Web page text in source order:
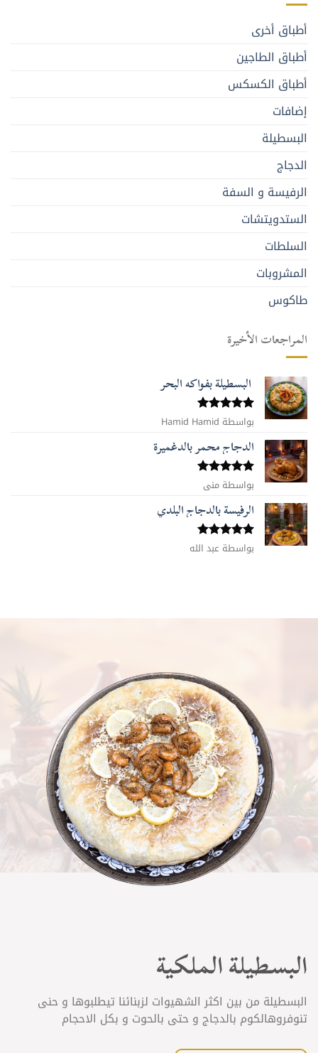
أطباق أخرى
أطباق الطاجين
أطباق الكسكس
إضافات
البسطيلة
الدجاج
الرفيسة و السفة
الستدويتشات
السلطات
المشروبات
طاكوس
المراجعات الأخيرة
البسطيلة بفواكه البحر
تم التقييم
5من 5
بواسطة Hamid Hamid
الدجاج محمر بالدغميرة
تم التقييم
5من 5
بواسطة منى
الرفيسة بالدجاج البلدي
تم التقييم
5من 5
بواسطة عبد الله
البسطيلة الملكية
البسطيلة من بين اكثر الشهيوات لزبنائنا تيطلبوها و حنى
تنوفروهالكوم بالدجاج و حتى بالحوت و بكل الاحجام